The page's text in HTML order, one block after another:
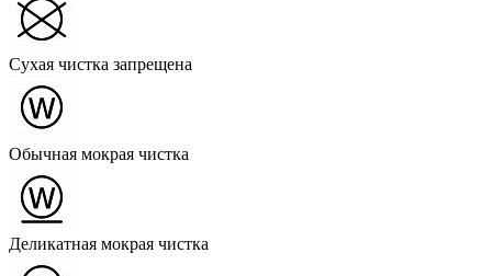
Сухая чистка запрещена
Обычная мокрая чистка
Деликатная мокрая чистка